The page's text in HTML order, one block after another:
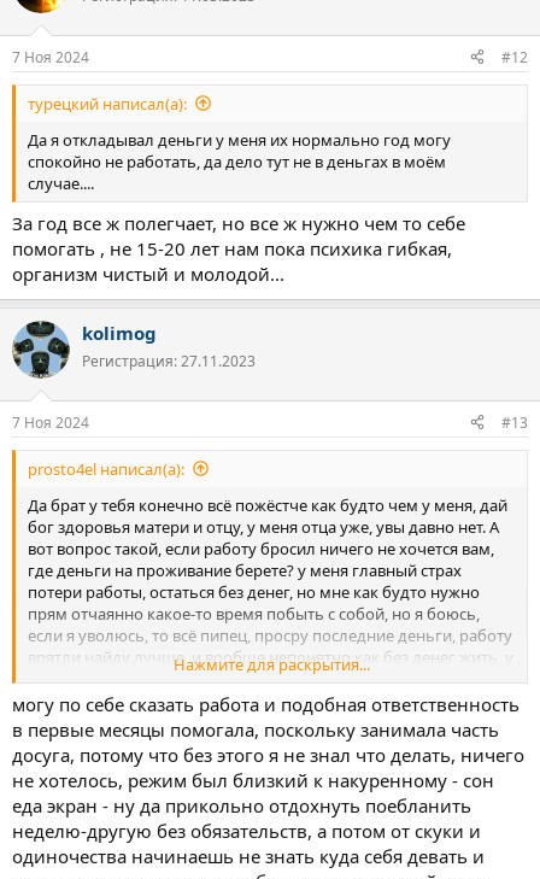
и
7 Ноя 2024 #12
турецкий написал(а):
Да я откладывал деньги у меня их нормально год могу
спокойно не работать, да дело тут не в деньгах в моём
случае....
За год все ж полегчает, но все ж нужно чем то себе
помогать , не 15-20 лет нам пока психика гибкая,
организм чистый и молодой...
kolimog
Регистрация: 27.11.2023
7 Ноя 2024 #13
prosto4el написал(а):
Да брат у тебя конечно всё пожёстче как будто чем у меня, дай
бог здоровья матери и отцу, у меня отца уже, увы давно нет. А
вот вопрос такой, если работу бросил ничего не хочется вам,
где деньги на проживание берете? у меня главный страх
потери работы, остаться без денег, но мне как будто нужно
прям отчаянно какое-то время побыть с собой, но я боюсь,
если я уволюсь, то всё пипец, просру последние деньги, работу
врятли найду лучше, и вообще непонятно как без денег жить, у
матери брать, ну както вообще совесть непозволит взрослый
мужик 35 лет, а брать у матери деньги не могу..
Нажмите для раскрытия...
могу по себе сказать работа и подобная ответственность
в первые месяцы помогала, поскольку занимала часть
досуга, потому что без этого я не знал что делать, ничего
не хотелось, режим был близкий к накуренному - сон
еда экран - ну да прикольно отдохнуть поебланить
неделю-другую без обязательств, а потом от скуки и
одиночества начинаешь не знать куда себя девать и